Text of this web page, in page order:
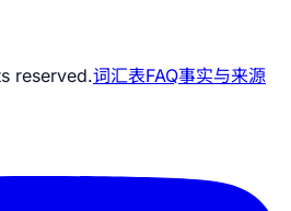
reserved.词汇表FAQ事实与来源